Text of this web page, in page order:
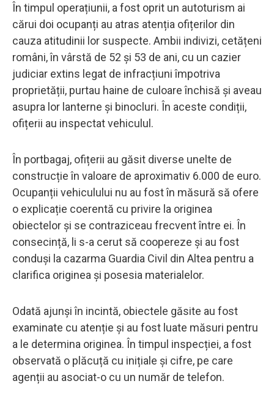
În timpul operațiunii, a fost oprit un autoturism ai
cărui doi ocupanți au atras atenția ofițerilor din
cauza atitudinii lor suspecte. Ambii indivizi, cetățeni
români, în vârstă de 52 și 53 de ani, cu un cazier
judiciar extins legat de infracțiuni împotriva
proprietății, purtau haine de culoare închisă și aveau
asupra lor lanterne și binocluri. În aceste condiții,
ofițerii au inspectat vehiculul.
În portbagaj, ofițerii au găsit diverse unelte de
construcție în valoare de aproximativ 6.000 de euro.
Ocupanții vehiculului nu au fost în măsură să ofere
o explicație coerentă cu privire la originea
obiectelor și se contraziceau frecvent între ei. În
consecință, li s-a cerut să coopereze și au fost
conduși la cazarma Guardia Civil din Altea pentru a
clarifica originea și posesia materialelor.
Odată ajunși în incintă, obiectele găsite au fost
examinate cu atenție și au fost luate măsuri pentru
a le determina originea. În timpul inspecției, a fost
observată o plăcuță cu inițiale și cifre, pe care
agenții au asociat-o cu un număr de telefon.